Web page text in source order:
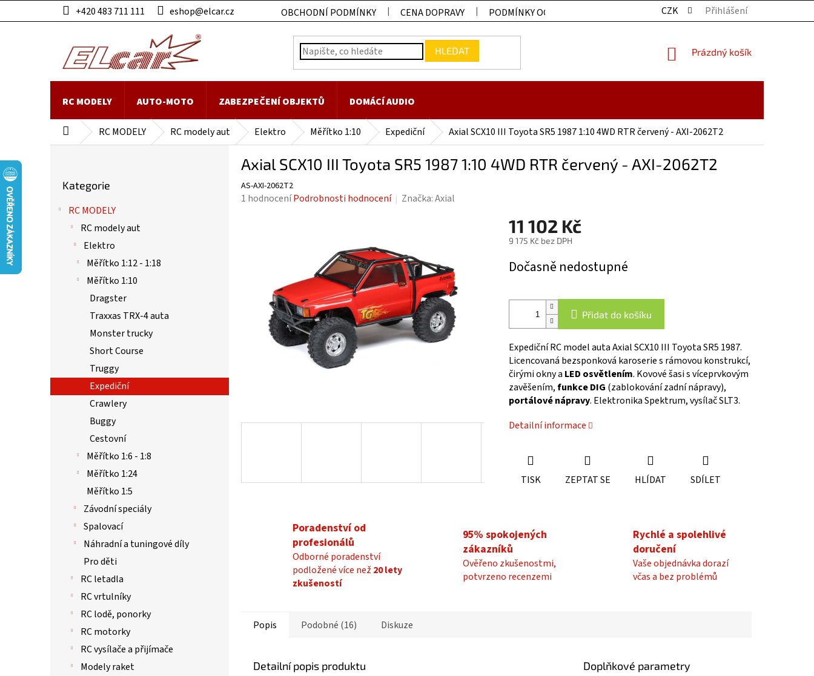
na
+420 483 711 111 eshop@elcar.cz OBCHODNÍ PODMÍNKY CENA DOPRAVY PODMÍNKY OCHRANY OSOBNÍCH ÚDAJŮ KONTAKTY
CZK Přihlášení
HLEDAT
NÁKUPNÍ
Prázdný košík
RC MODELY AUTO-MOTO ZABEZPEČENÍ OBJEKTŮ DOMÁCÍ AUDIO
Domů RC MODELY RC modely aut Elektro Měřítko 1:10 Expediční Axial SCX10 III Toyota SR5 1987 1:10 4WD RTR červený - AXI-2062T2
kategorie
Kategorie
RC MODELY
RC modely aut
Elektro
Měřítko 1:12 - 1:18
Měřítko 1:10
Dragster
Traxxas TRX-4 auta
Monster trucky
Short Course
Truggy
Expediční
Crawlery
Buggy
Cestovní
Měřítko 1:6 - 1:8
Měřítko 1:24
Měřítko 1:5
Závodní speciály
Spalovací
Náhradní a tuningové díly
Pro děti
RC letadla
RC vrtulníky
RC lodě, ponorky
RC motorky
RC vysílače a přijímače
Modely raket
Axial SCX10 III Toyota SR5 1987 1:10 4WD RTR červený - AXI-2062T2
AS-AXI-2062T2
Průměrné
hvězdiček.
1 hodnoceníPodrobnosti hodnocení Značka:Axial
11 102 Kč
9 175 Kč bez DPH
Měrná
cena:
Dočasně nedostupné
Přidat do košíku
Expediční RC model auta Axial SCX10 III Toyota SR5 1987.
Licencovaná bezsponková karoserie s rámovou konstrukcí,
čirými okny a LED osvětlením. Kovové šasi s víceprvkovým
zavěšením,funkce DIG (zablokování zadní nápravy),
portálové nápravy. Elektronika Spektrum, vysílač SLT3.
Detailní informace
TISK ZEPTAT SE HLÍDAT SDÍLET
Poradenství od
profesionálů
Odborné poradenství
podložené více než 20 lety
zkušeností
95% spokojených
zákazníků
Ověřeno zkušenostmi,
potvrzeno recenzemi
Rychlé a spolehlivé
doručení
Vaše objednávka dorazí
včas a bez problémů
Popis Podobné (16) Diskuze
Detailní popis produktu
Doplňkové parametry